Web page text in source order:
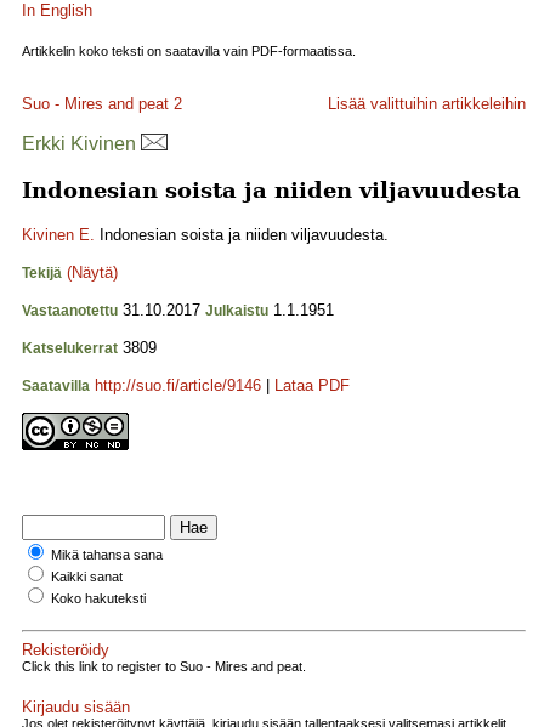
In English
Artikkelin koko teksti on saatavilla vain PDF-formaatissa.
Suo - Mires and peat 2 Lisää valittuihin artikkeleihin
Erkki Kivinen
Indonesian soista ja niiden viljavuudesta
Kivinen E. Indonesian soista ja niiden viljavuudesta.
Tekijä (Näytä)
Vastaanotettu 31.10.2017 Julkaistu 1.1.1951
Katselukerrat 3809
Saatavilla http://suo.fi/article/9146 Lataa PDF
Mikä tahansa sana
Kaikki sanat
Koko hakuteksti
Rekisteröidy
Click this link to register to Suo - Mires and peat.
Kirjaudu sisään
Jos olet rekisteröitynyt käyttäjä, kirjaudu sisään tallentaaksesi valitsemasi artikkelit